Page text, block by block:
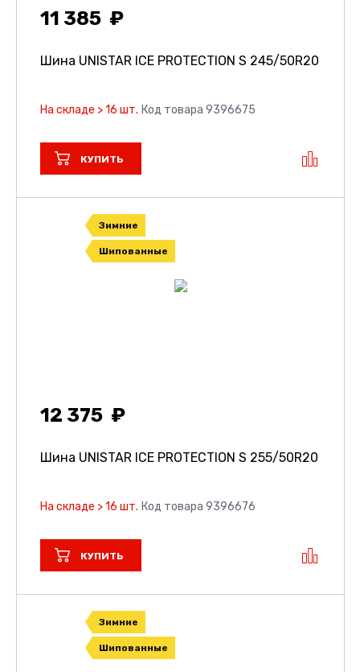
11 385
Шина UNISTAR ICE PROTECTION S 245/50R20
На складе > 16 шт. Код товара 9396675
КУПИТЬ
Зимние
Шипованные
12 375
Шина UNISTAR ICE PROTECTION S 255/50R20
На складе > 16 шт. Код товара 9396676
КУПИТЬ
Зимние
Шипованные